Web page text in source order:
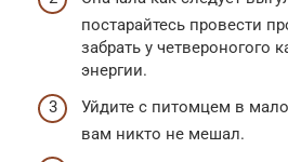
постарайтесь провести
забрать у четвероногого
энергии.
Уйдите с питомцем в
вам никто не мешал.